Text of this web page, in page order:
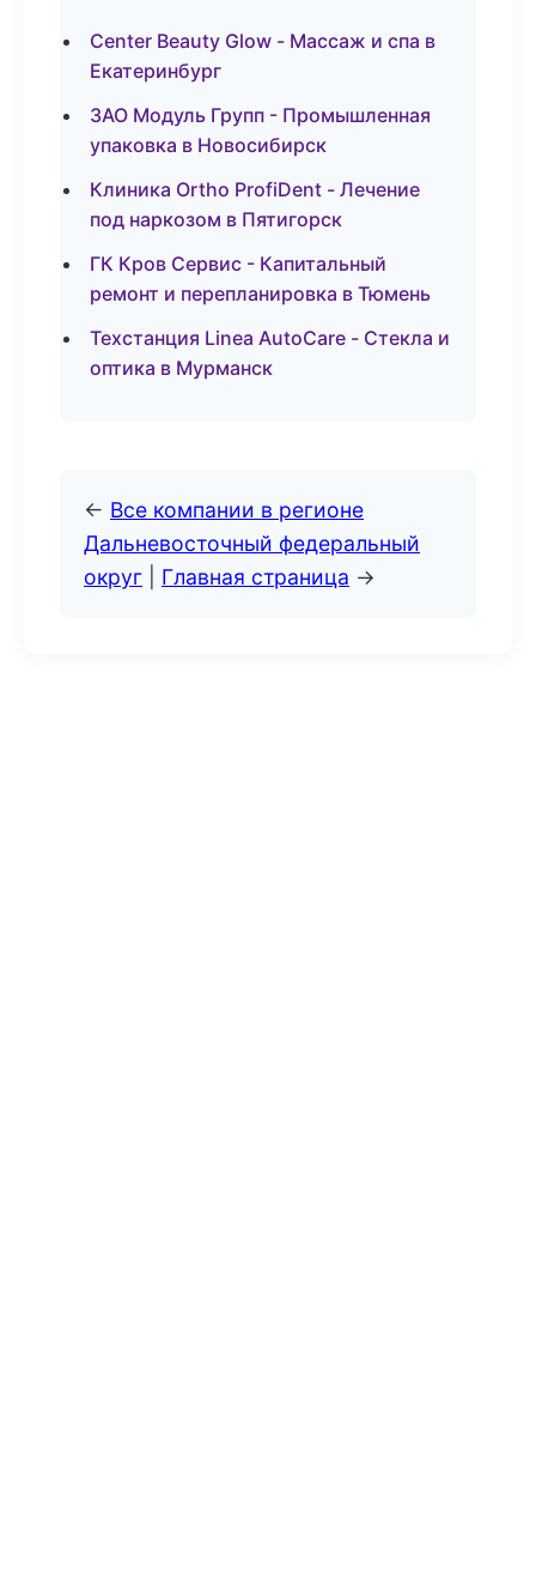
Center Beauty Glow - Массаж и спа в
Екатеринбург
ЗАО Модуль Групп - Промышленная
упаковка в Новосибирск
Клиника Ortho ProfiDent - Лечение
под наркозом в Пятигорск
ГК Кров Сервис - Капитальный
ремонт и перепланировка в Тюмень
Техстанция Linea AutoCare - Стекла и
оптика в Мурманск
← Все компании в регионе
Дальневосточный федеральный
округ
Главная страница →